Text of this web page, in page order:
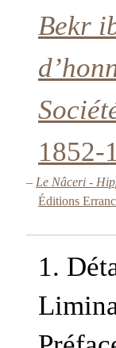
Bekr
1852-
– Le Nâceri -
Éditions
1.